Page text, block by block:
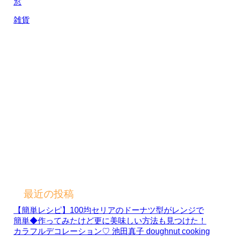
雑貨
最近の投稿
【簡単レシピ】100均セリアのドーナツ型がレンジで
簡単◆作ってみたけど更に美味しい方法も見つけた！
カラフルデコレーション♡ 池田真子 doughnut cooking